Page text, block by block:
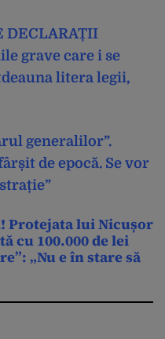
DECLARAȚII
grave care i se
litera legii,
generalilor”.
de epocă. Se vor
Protejata lui Nicușor
cu 100.000 de lei
„Nu e în stare să